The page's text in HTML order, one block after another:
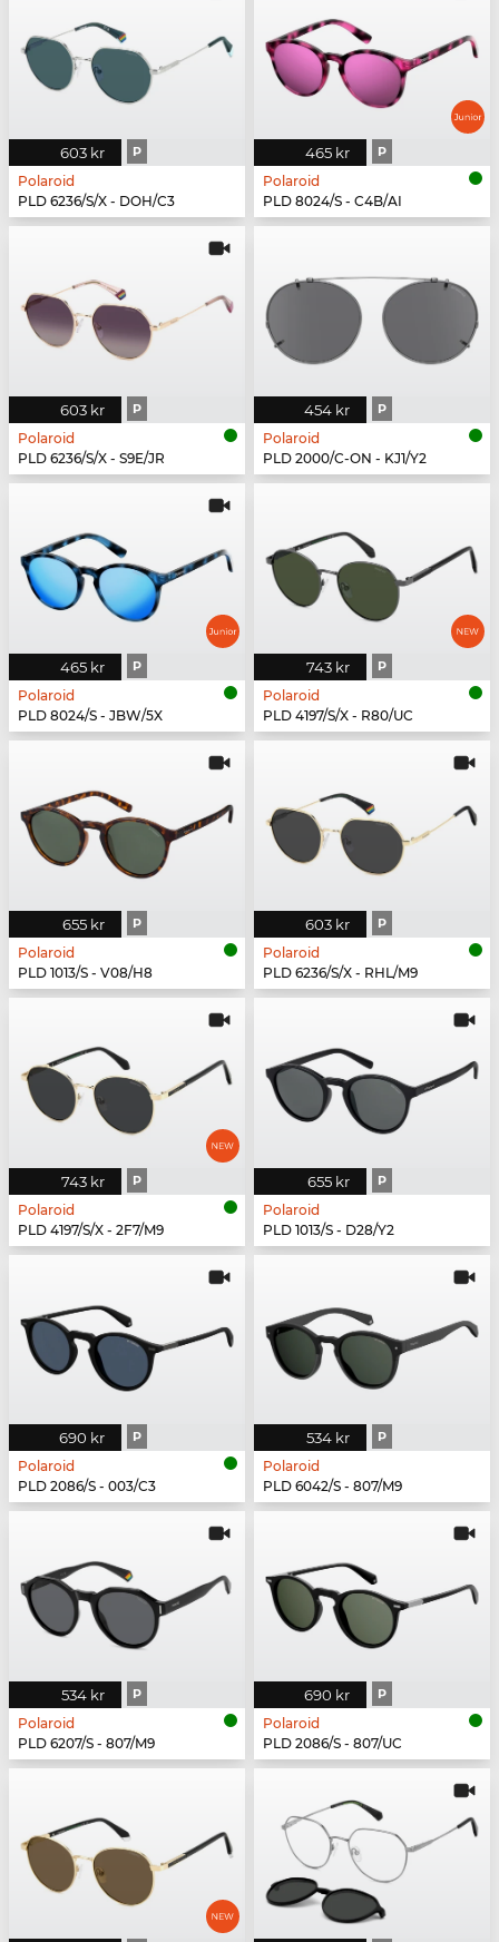
603 kr P
Polaroid
PLD 6236/S/X - DOH/C3
465 kr P
Polaroid
PLD 8024/S - C4B/AI
603 kr P
Polaroid
PLD 6236/S/X - S9E/JR
454 kr P
Polaroid
PLD 2000/C-ON - KJ1/Y2
465 kr P
Polaroid
PLD 8024/S - JBW/5X
743 kr P
Polaroid
PLD 4197/S/X - R80/UC
655 kr P
Polaroid
PLD 1013/S - V08/H8
603 kr P
Polaroid
PLD 6236/S/X - RHL/M9
743 kr P
Polaroid
PLD 4197/S/X - 2F7/M9
655 kr P
Polaroid
PLD 1013/S - D28/Y2
690 kr P
Polaroid
PLD 2086/S - 003/C3
534 kr P
Polaroid
PLD 6042/S - 807/M9
534 kr P
Polaroid
PLD 6207/S - 807/M9
690 kr P
Polaroid
PLD 2086/S - 807/UC